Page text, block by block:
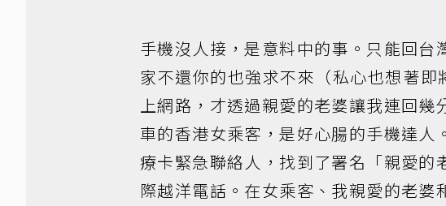
手機沒人接，是意料中的事。只能回
家不還你的也強求不來（私心也想著即
上網路，才透過親愛的老婆讓我連回
車的香港女乘客，是好心腸的手機達
療卡緊急聯絡人，找到了署名「親愛
際越洋電話。在女乘客、我親愛的老